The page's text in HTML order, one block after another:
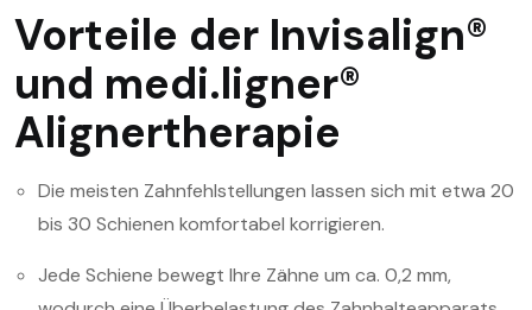
Vorteile der Invisalign®
und medi.ligner®
Alignertherapie
Die meisten Zahnfehlstellungen lassen sich mit etwa 20
bis 30 Schienen komfortabel korrigieren.
Jede Schiene bewegt Ihre Zähne um ca. 0,2 mm,